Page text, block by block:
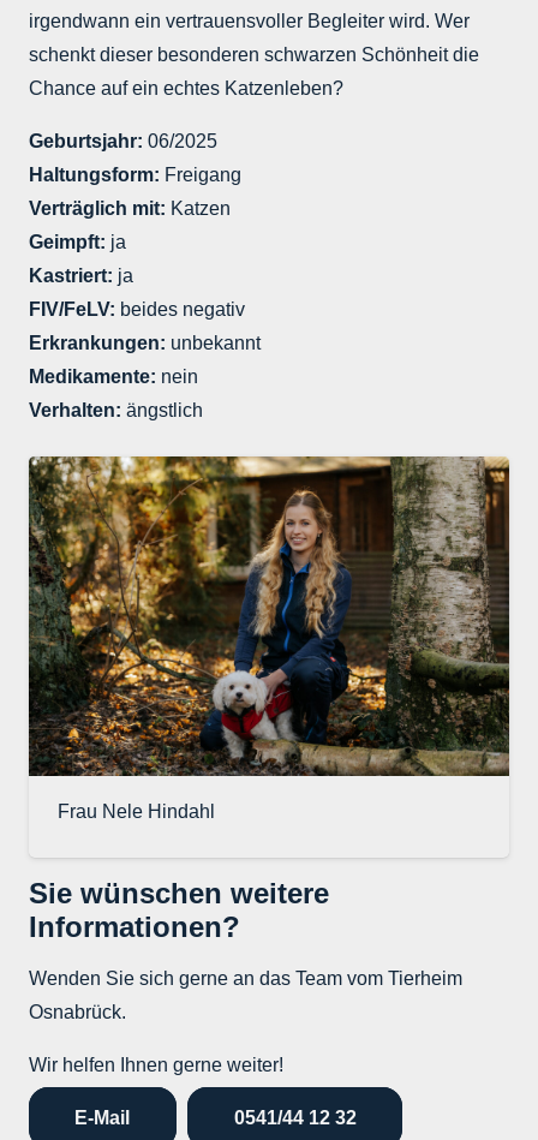
irgendwann ein vertrauensvoller Begleiter wird. Wer
schenkt dieser besonderen schwarzen Schönheit die
Chance auf ein echtes Katzenleben?
Geburtsjahr: 06/2025
Haltungsform: Freigang
Verträglich mit: Katzen
Geimpft: ja
Kastriert: ja
FIV/FeLV: beides negativ
Erkrankungen: unbekannt
Medikamente: nein
Verhalten: ängstlich
Frau Nele Hindahl
Sie wünschen weitere
Informationen?
Wenden Sie sich gerne an das Team vom Tierheim
Osnabrück.
Wir helfen Ihnen gerne weiter!
E-Mail 0541/44 12 32